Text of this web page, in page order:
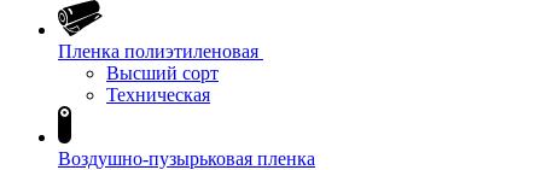
Пленка полиэтиленовая
Высший сорт
Техническая
Воздушно-пузырьковая пленка